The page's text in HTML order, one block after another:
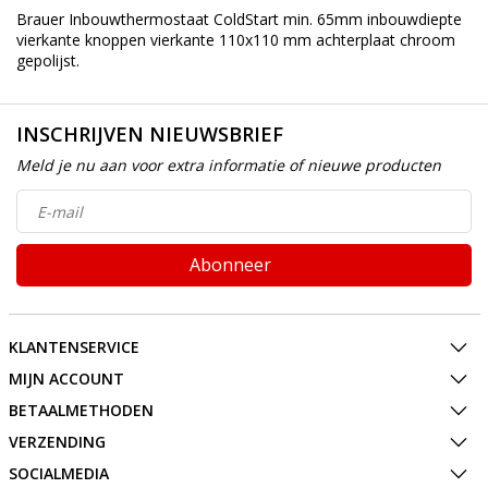
Brauer Inbouwthermostaat ColdStart min. 65mm inbouwdiepte
vierkante knoppen vierkante 110x110 mm achterplaat chroom
gepolijst.
INSCHRIJVEN NIEUWSBRIEF
Meld je nu aan voor extra informatie of nieuwe producten
Abonneer
KLANTENSERVICE
MIJN ACCOUNT
BETAALMETHODEN
VERZENDING
SOCIALMEDIA